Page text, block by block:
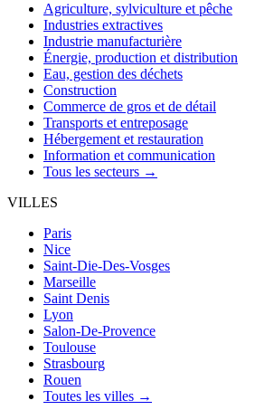
Agriculture, sylviculture et pêche
Industries extractives
Industrie manufacturière
Énergie, production et distribution
Eau, gestion des déchets
Construction
Commerce de gros et de détail
Transports et entreposage
Hébergement et restauration
Information et communication
Tous les secteurs →
VILLES
Paris
Nice
Saint-Die-Des-Vosges
Marseille
Saint Denis
Lyon
Salon-De-Provence
Toulouse
Strasbourg
Rouen
Toutes les villes →